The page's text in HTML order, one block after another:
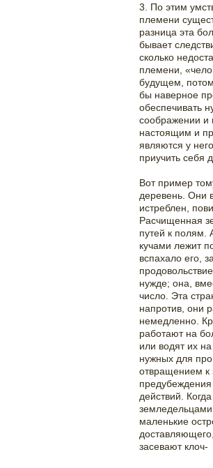
3. По этим
племени
разница эта
бывает
сколько
племени,
будущем,
бы наверное
обеспечивать
соображении и
настоящим и
являются у
приучить себя
Вот пример
деревень. Они
истреблен,
Расчищенная
путей к полям.
кучами лежит
вспахало его,
нужде; она,
число. Эта
напротив, они
немедленно.
работают на
или водят их
нужных для
отвращением к
предубеждения
действий.
маленькие
засевают клоч-